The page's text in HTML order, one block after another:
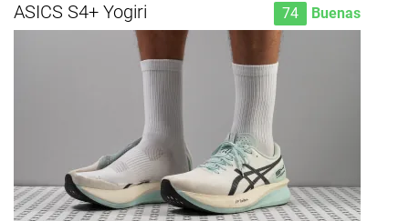
ASICS S4+ Yogiri 74 Buenas